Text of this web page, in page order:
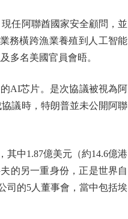
任阿聯酋國家安全顧問，並
務橫跨漁業養殖到人工智能
多名美國官員會晤。
AI芯片。是次協議被視為阿
議時，特朗普並未公開阿聯
中1.87億美元（約14.6億港
的另一重身份，正是世界自
司的5人董事會，當中包括埃